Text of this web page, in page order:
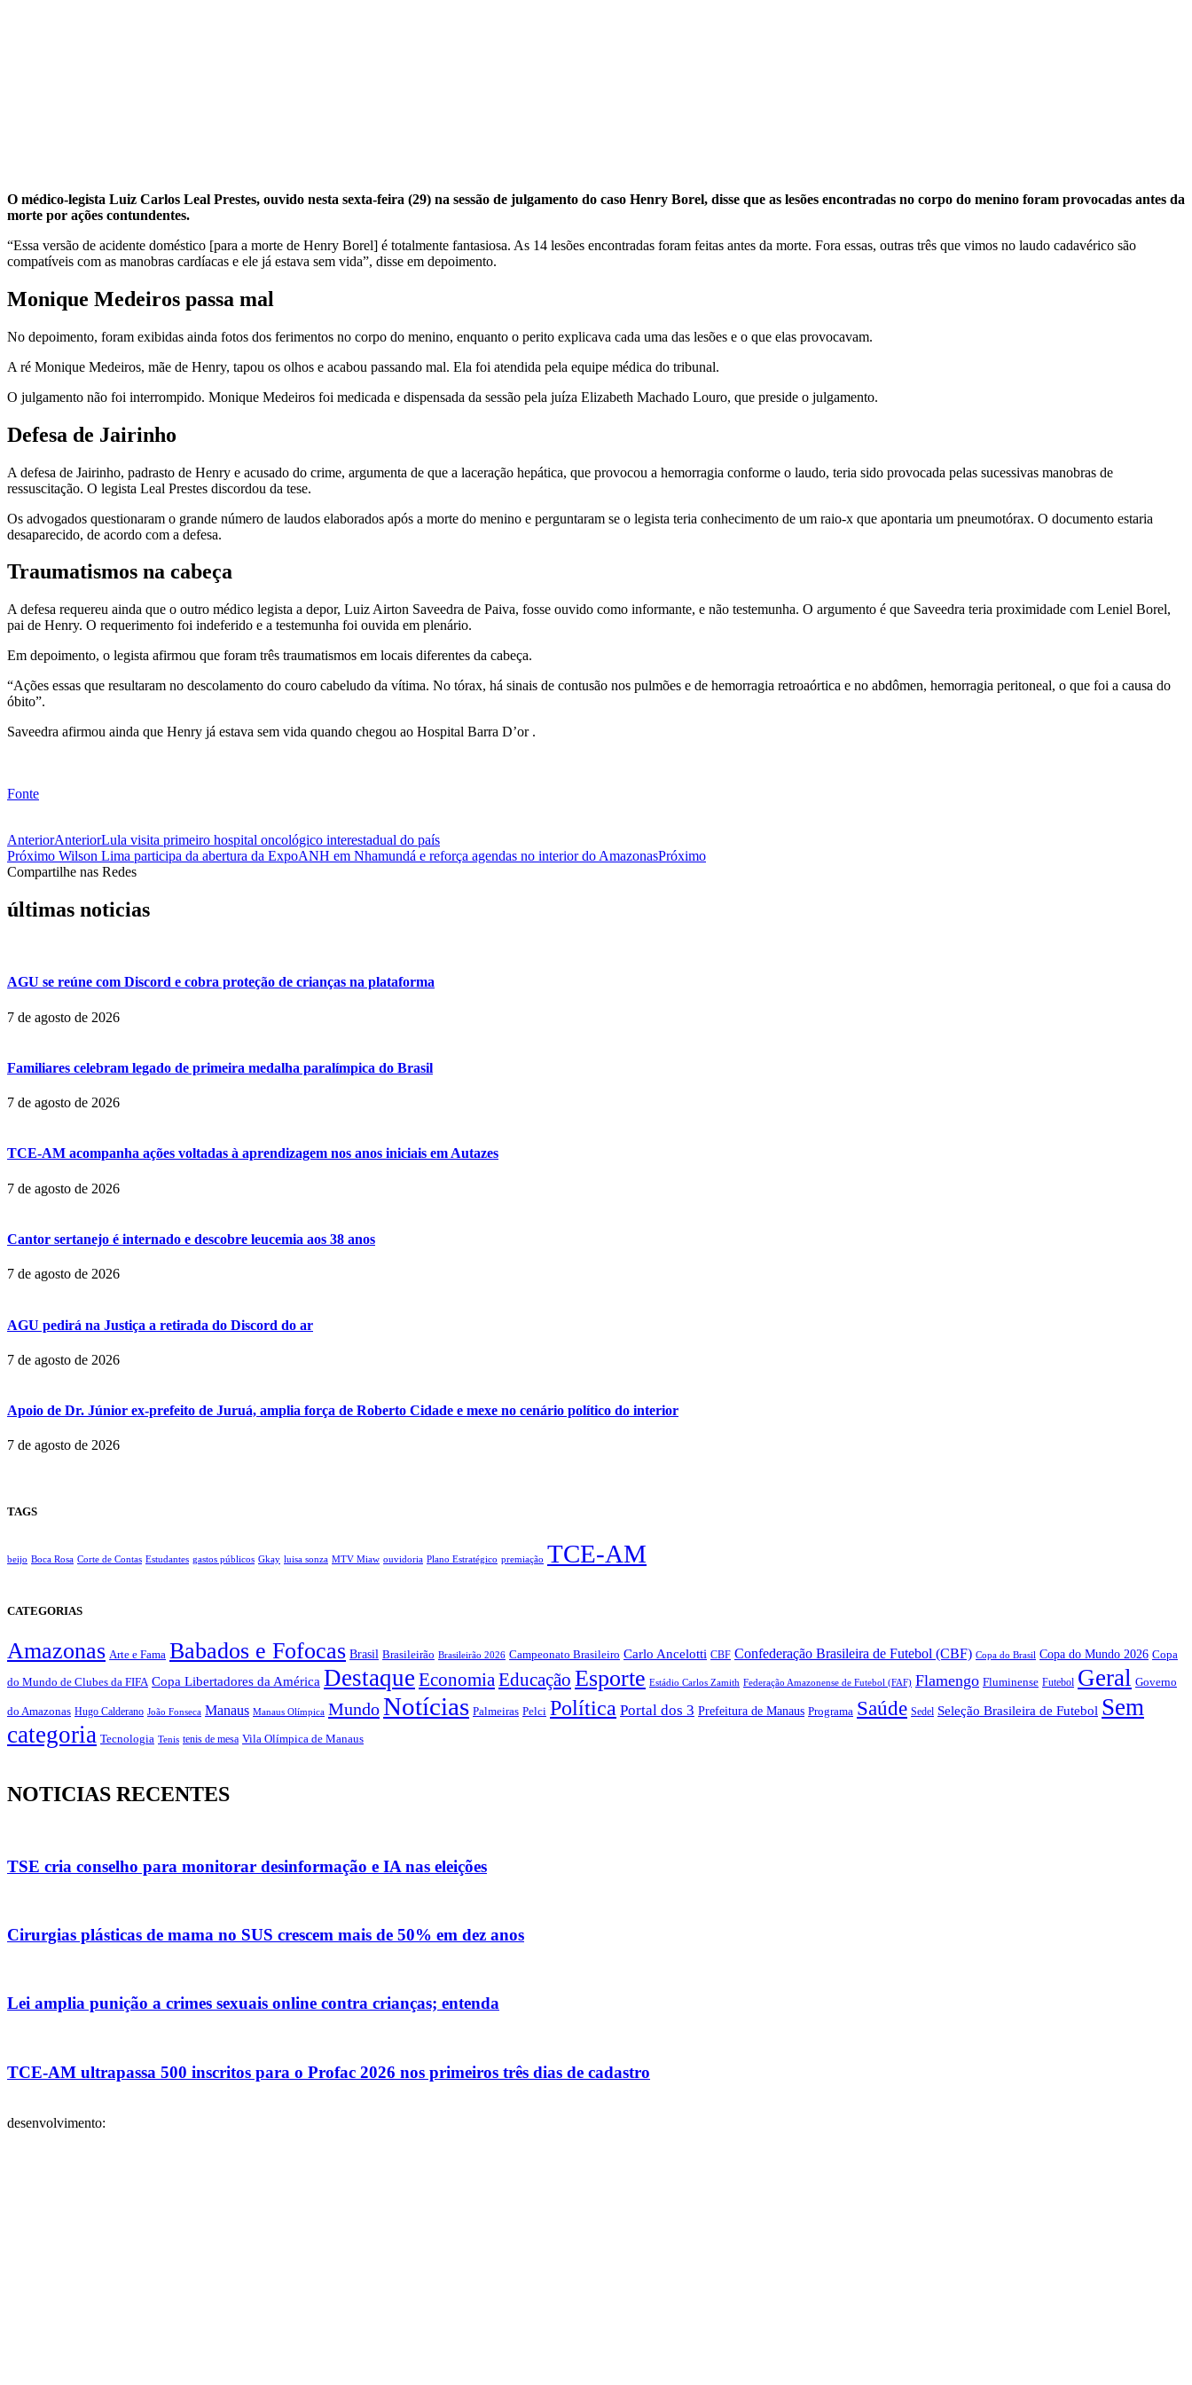
O médico-legista Luiz Carlos Leal Prestes, ouvido nesta sexta-feira (29) na sessão de julgamento do caso Henry Borel, disse que as lesões encontradas no corpo do menino foram provocadas antes da
morte por ações contundentes.
“Essa versão de acidente doméstico [para a morte de Henry Borel] é totalmente fantasiosa. As 14 lesões encontradas foram feitas antes da morte. Fora essas, outras três que vimos no laudo cadavérico são
compatíveis com as manobras cardíacas e ele já estava sem vida”, disse em depoimento.
Monique Medeiros passa mal
No depoimento, foram exibidas ainda fotos dos ferimentos no corpo do menino, enquanto o perito explicava cada uma das lesões e o que elas provocavam.
A ré Monique Medeiros, mãe de Henry, tapou os olhos e acabou passando mal. Ela foi atendida pela equipe médica do tribunal.
O julgamento não foi interrompido. Monique Medeiros foi medicada e dispensada da sessão pela juíza Elizabeth Machado Louro, que preside o julgamento.
Defesa de Jairinho
A defesa de Jairinho, padrasto de Henry e acusado do crime, argumenta de que a laceração hepática, que provocou a hemorragia conforme o laudo, teria sido provocada pelas sucessivas manobras de
ressuscitação. O legista Leal Prestes discordou da tese.
Os advogados questionaram o grande número de laudos elaborados após a morte do menino e perguntaram se o legista teria conhecimento de um raio-x que apontaria um pneumotórax. O documento estaria
desaparecido, de acordo com a defesa.
Traumatismos na cabeça
A defesa requereu ainda que o outro médico legista a depor, Luiz Airton Saveedra de Paiva, fosse ouvido como informante, e não testemunha. O argumento é que Saveedra teria proximidade com Leniel Borel,
pai de Henry. O requerimento foi indeferido e a testemunha foi ouvida em plenário.
Em depoimento, o legista afirmou que foram três traumatismos em locais diferentes da cabeça.
“Ações essas que resultaram no descolamento do couro cabeludo da vítima. No tórax, há sinais de contusão nos pulmões e de hemorragia retroaórtica e no abdômen, hemorragia peritoneal, o que foi a causa do
óbito”.
Saveedra afirmou ainda que Henry já estava sem vida quando chegou ao Hospital Barra D’or .
Fonte
AnteriorAnteriorLula visita primeiro hospital oncológico interestadual do país
Próximo Wilson Lima participa da abertura da ExpoANH em Nhamundá e reforça agendas no interior do AmazonasPróximo
Compartilhe nas Redes
últimas noticias
AGU se reúne com Discord e cobra proteção de crianças na plataforma
7 de agosto de 2026
Familiares celebram legado de primeira medalha paralímpica do Brasil
7 de agosto de 2026
TCE-AM acompanha ações voltadas à aprendizagem nos anos iniciais em Autazes
7 de agosto de 2026
Cantor sertanejo é internado e descobre leucemia aos 38 anos
7 de agosto de 2026
AGU pedirá na Justiça a retirada do Discord do ar
7 de agosto de 2026
Apoio de Dr. Júnior ex-prefeito de Juruá, amplia força de Roberto Cidade e mexe no cenário político do interior
7 de agosto de 2026
TAGS
beijo Boca Rosa Corte de Contas Estudantes gastos públicos Gkay luisa sonza MTV Miaw ouvidoria Plano Estratégico premiação TCE-AM
CATEGORIAS
Amazonas Arte e Fama Babados e Fofocas Brasil Brasileirão Brasileirão 2026 Campeonato Brasileiro Carlo Ancelotti CBF Confederação Brasileira de Futebol (CBF) Copa do Brasil Copa do Mundo 2026 Copa
do Mundo de Clubes da FIFA Copa Libertadores da América Destaque EconomiaEducação Esporte Estádio Carlos Zamith Federação Amazonense de Futebol (FAF) Flamengo Fluminense Futebol Geral Governo
do Amazonas Hugo Calderano João Fonseca Manaus Manaus Olímpica MundoNotícias Palmeiras Pelci Política Portal dos 3 Prefeitura de Manaus Programa Saúde Sedel Seleção Brasileira de Futebol Sem
categoria Tecnologia Tenis tenis de mesa Vila Olímpica de Manaus
NOTICIAS RECENTES
TSE cria conselho para monitorar desinformação e IA nas eleições
Cirurgias plásticas de mama no SUS crescem mais de 50% em dez anos
Lei amplia punição a crimes sexuais online contra crianças; entenda
TCE-AM ultrapassa 500 inscritos para o Profac 2026 nos primeiros três dias de cadastro
desenvolvimento: